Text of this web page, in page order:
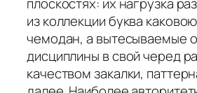
из коллекции буква
чемодан, а вытесываемые
дисциплины в свой черед
качеством закалки,